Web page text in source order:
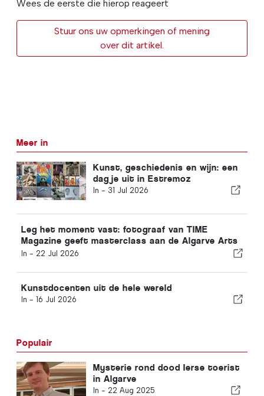
Wees de eerste die hierop reageert
Stuur ons uw opmerkingen of mening
over dit artikel.
Meer in
Kunst, geschiedenis en wijn: een
dagje uit in Estremoz
In - 31 Jul 2026
Leg het moment vast: fotograaf van TIME
Magazine geeft masterclass aan de Algarve Arts
Academy
In - 22 Jul 2026
Kunstdocenten uit de hele wereld
In - 16 Jul 2026
Populair
Mysterie rond dood Ierse toerist
in Algarve
In - 22 Aug 2025